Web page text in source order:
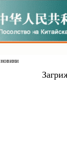
новини